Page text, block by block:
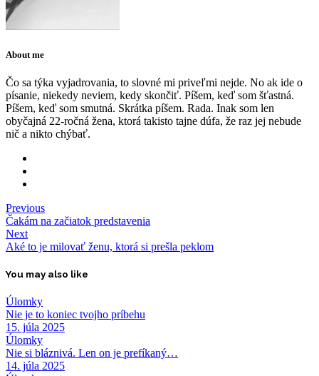
About me
Čo sa týka vyjadrovania, to slovné mi priveľmi nejde. No ak ide o
písanie, niekedy neviem, kedy skončiť. Píšem, keď som šťastná.
Píšem, keď som smutná. Skrátka píšem. Rada. Inak som len
obyčajná 22-ročná žena, ktorá takisto tajne dúfa, že raz jej nebude
nič a nikto chýbať.
Previous
Čakám na začiatok predstavenia
Next
Aké to je milovať ženu, ktorá si prešla peklom
You may also like
Úlomky
Nie je to koniec tvojho príbehu
15. júla 2025
Úlomky
Nie si bláznivá. Len on je prefíkaný…
14. júla 2025